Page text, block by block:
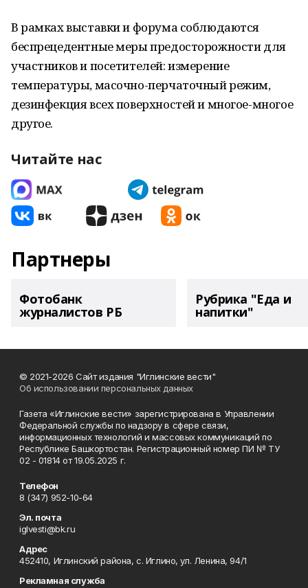
В рамках выставки и форума соблюдаются
беспрецедентные меры предосторожности для
участников и посетителей: измерение
температуры, масочно-перчаточный режим,
дезинфекция всех поверхностей и многое-многое
другое.
Читайте нас
Партнеры
Фотобанк
журналистов РБ
Рубрика "Еда и
напитки"
© 2021-2026 Сайт издания "Иглинские вести"
Об использовании персональных данных
Газета «Иглинские вести» зарегистрирована в Управлении
Федеральной службы по надзору в сфере связи,
информационных технологий и массовых коммуникаций по
Республике Башкортостан. Регистрационный номер ПИ № ТУ
02 - 01814 от 19.05.2025 г.
Телефон
8 (347) 952-10-64
Эл. почта
iglvesti@bk.ru
Адрес
452410, Иглинский района, с. Иглино, ул. Ленина, 94/1
Рекламная служба